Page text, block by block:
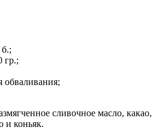
гр.;
обваливания;
сливочное масло, какао,
и коньяк.